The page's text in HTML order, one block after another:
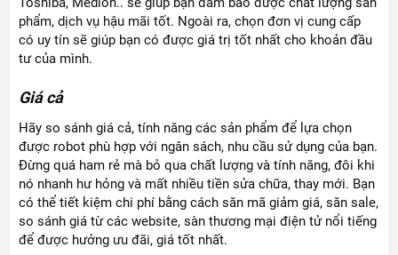
phẩm, dịch vụ hậu mãi tốt. Ngoài ra, chọn đơn vị cung cấp
có uy tín sẽ giúp bạn có được giá trị tốt nhất cho khoản đầu
tư của mình.
Giá cả
Hãy so sánh giá cả, tính năng các sản phẩm để lựa chọn
được robot phù hợp với ngân sách, nhu cầu sử dụng của bạn.
Đừng quá ham rẻ mà bỏ qua chất lượng và tính năng, đôi khi
nó nhanh hư hỏng và mất nhiều tiền sửa chữa, thay mới. Bạn
có thể tiết kiệm chi phí bằng cách săn mã giảm giá, săn sale,
so sánh giá từ các website, sàn thương mại điện tử nổi tiếng
để được hưởng ưu đãi, giá tốt nhất.